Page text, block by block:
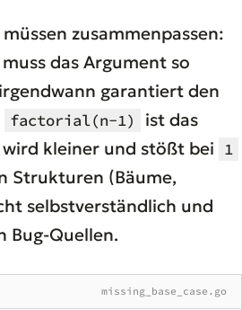
zusammenpassen:
das Argument so
garantiert den
factorial(n-1)
ist das
wird kleiner und stößt bei 1
Strukturen (Bäume,
selbstverständlich und
Bug-Quellen.
missing_base_case.go